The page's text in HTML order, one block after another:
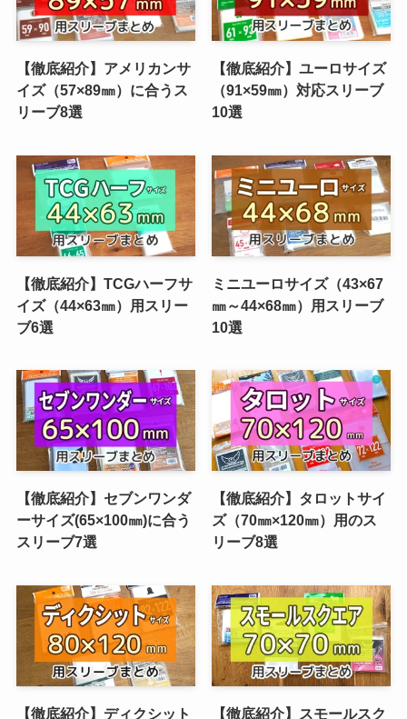
【徹底紹介】アメリカンサ
イズ（57×89㎜）に合うス
リーブ8選
【徹底紹介】ユーロサイズ
（91×59㎜）対応スリーブ
10選
【徹底紹介】TCGハーフサ
イズ（44×63㎜）用スリー
ブ6選
ミニユーロサイズ（43×67
㎜～44×68㎜）用スリーブ
10選
【徹底紹介】セブンワンダ
ーサイズ(65×100㎜)に合う
スリーブ7選
【徹底紹介】タロットサイ
ズ（70㎜×120㎜）用のス
リーブ8選
【徹底紹介】ディクシット
【徹底紹介】スモールスク